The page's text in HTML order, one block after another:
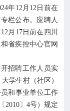
年12月12日前在
栏公布。应聘人
月17日前在四川
省疾控中心官网
招聘工作人员实
学生村（社区）
和事业单位工作
2010〕4号）规定